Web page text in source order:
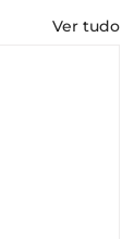
Ver tudo